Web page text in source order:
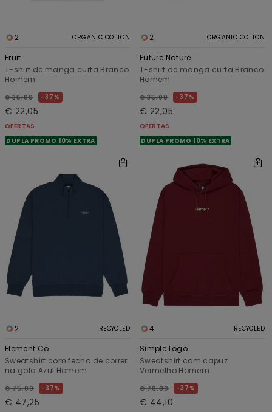
2 ORGANIC COTTON
Fruit
T-shirt de manga curta Branco
Homem
€ 35,00 37%
€ 22,05
OFERTAS
DUPLA PROMO 10% EXTRA
2 ORGANIC COTTON
Future Nature
T-shirt de manga curta Branco
Homem
€ 35,00 37%
€ 22,05
OFERTAS
DUPLA PROMO 10% EXTRA
2 RECYCLED
Element Co
Sweatshirt com fecho de correr
na gola Azul Homem
€ 75,00 37%
€ 47,25
4 RECYCLED
Simple Logo
Sweatshirt com capuz
Vermelho Homem
€ 70,00 37%
€ 44,10